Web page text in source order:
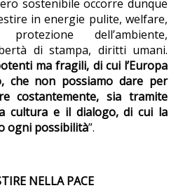
sostenibile occorre dunque
in energie pulite, welfare,
dell’ambiente,
di stampa, diritti umani.
ma fragili, di cui l’Europa
che non possiamo dare per
costantemente, sia tramite
cultura e il dialogo, di cui la
ogni possibilità”.
NELLA PACE